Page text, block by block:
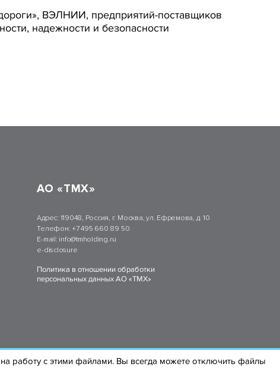
ВЭЛНИИ, предприятий-поставщиков
надежности и безопасности
АО «ТМХ»
Адрес: 119048, Россия, г. Москва, ул. Ефремова, д. 10
Телефон: +7 495 660 89 50
E-mail: info@tmholding.ru
e-disclosure
Политика в отношении обработки
персональных данных АО «ТМХ»
работу с этими файлами. Вы всегда можете отключить файлы